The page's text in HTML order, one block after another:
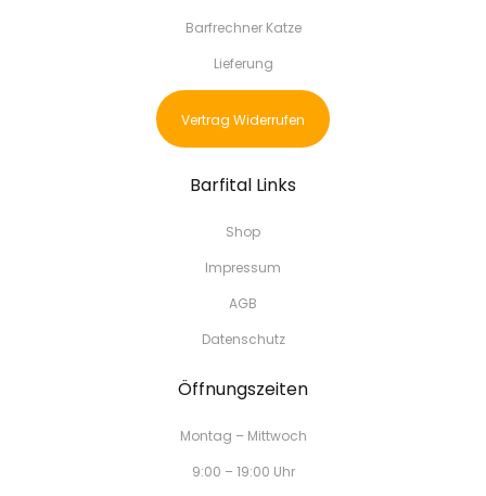
Barfrechner Katze
Lieferung
Vertrag Widerrufen
Barfital Links
Shop
Impressum
AGB
Datenschutz
Öffnungszeiten
Montag – Mittwoch
9:00 – 19:00 Uhr